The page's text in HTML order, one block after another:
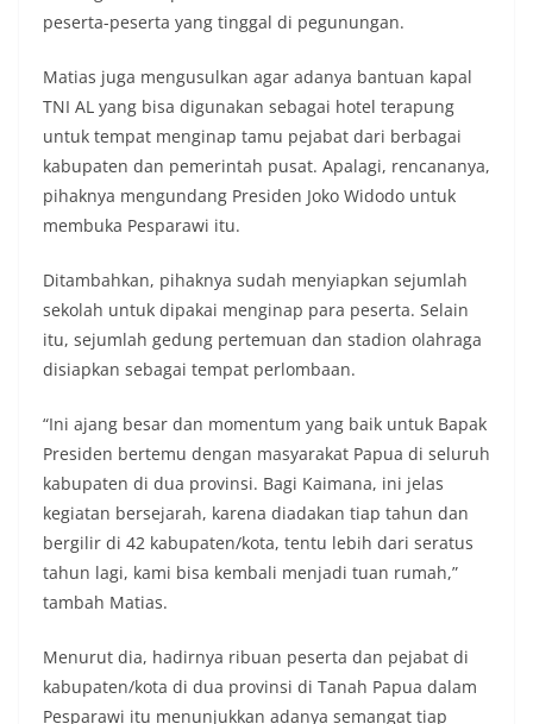
peserta-peserta yang tinggal di pegunungan.
Matias juga mengusulkan agar adanya bantuan kapal
TNI AL yang bisa digunakan sebagai hotel terapung
untuk tempat menginap tamu pejabat dari berbagai
kabupaten dan pemerintah pusat. Apalagi, rencananya,
pihaknya mengundang Presiden Joko Widodo untuk
membuka Pesparawi itu.
Ditambahkan, pihaknya sudah menyiapkan sejumlah
sekolah untuk dipakai menginap para peserta. Selain
itu, sejumlah gedung pertemuan dan stadion olahraga
disiapkan sebagai tempat perlombaan.
“Ini ajang besar dan momentum yang baik untuk Bapak
Presiden bertemu dengan masyarakat Papua di seluruh
kabupaten di dua provinsi. Bagi Kaimana, ini jelas
kegiatan bersejarah, karena diadakan tiap tahun dan
bergilir di 42 kabupaten/kota, tentu lebih dari seratus
tahun lagi, kami bisa kembali menjadi tuan rumah,”
tambah Matias.
Menurut dia, hadirnya ribuan peserta dan pejabat di
kabupaten/kota di dua provinsi di Tanah Papua dalam
Pesparawi itu menunjukkan adanya semangat tiap